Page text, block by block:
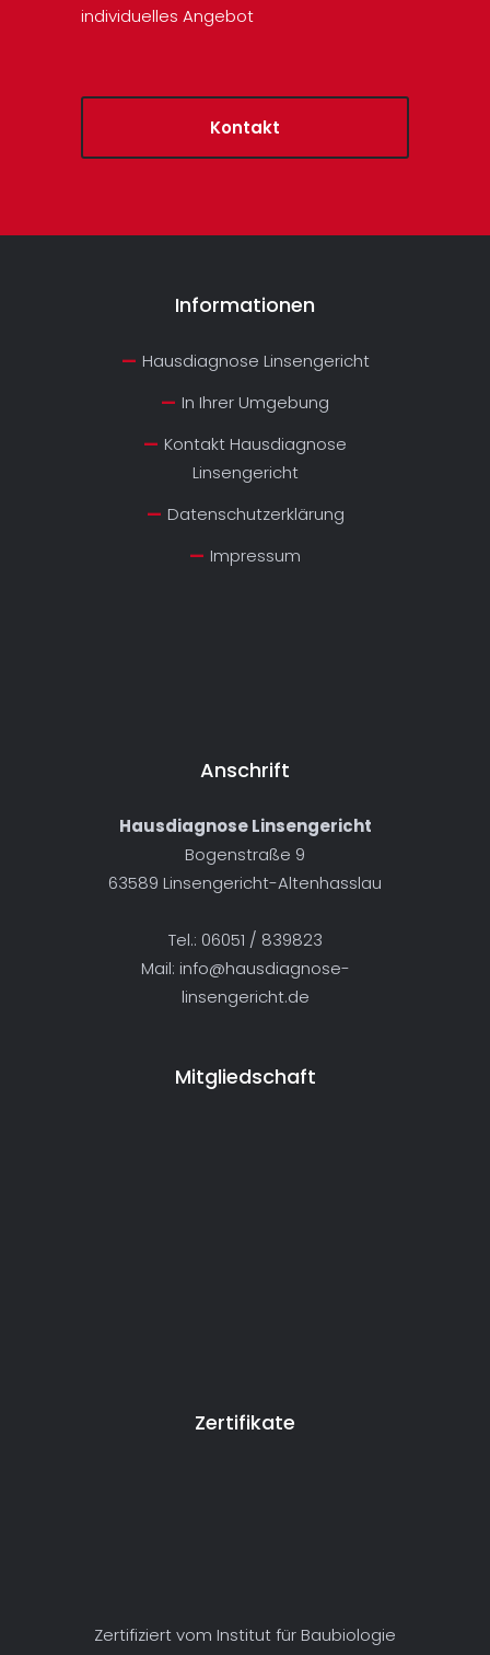
individuelles Angebot
Kontakt
Informationen
Hausdiagnose Linsengericht
In Ihrer Umgebung
Kontakt Hausdiagnose
Linsengericht
Datenschutzerklärung
Impressum
Anschrift
Hausdiagnose Linsengericht
Bogenstraße 9
63589 Linsengericht-Altenhasslau
Tel.: 06051 / 839823
Mail: info@hausdiagnose-
linsengericht.de
Mitgliedschaft
Zertifikate
Zertifiziert vom Institut für Baubiologie